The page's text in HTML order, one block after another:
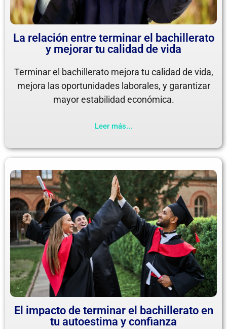
La relación entre terminar el bachillerato
y mejorar tu calidad de vida
Terminar el bachillerato mejora tu calidad de vida,
mejora las oportunidades laborales, y garantizar
mayor estabilidad económica.
Leer más...
El impacto de terminar el bachillerato en
tu autoestima y confianza